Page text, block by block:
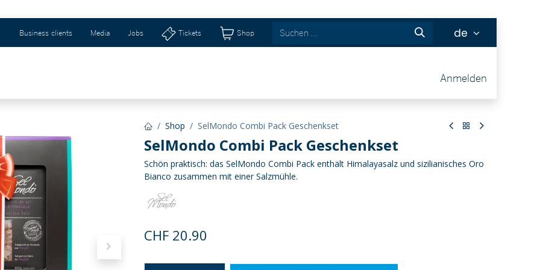
Business clients Media Jobs Tickets Shop de
Anmelden
Shop SelMondo Combi Pack Geschenkset
SelMondo Combi Pack Geschenkset
Schön praktisch: das SelMondo Combi Pack enthält Himalayasalz und sizilianisches Oro
Bianco zusammen mit einer Salzmühle.
CHF 20.90